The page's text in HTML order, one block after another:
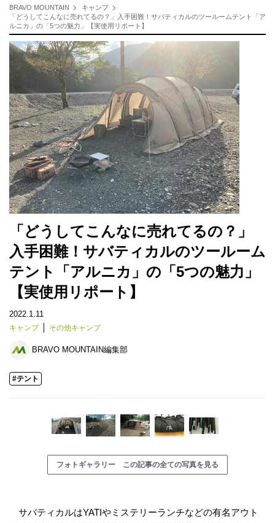
BRAVO MOUNTAIN
キャンプ
「どうしてこんなに売れてるの？」入手困難！サバティカルのツールームテント「ア
ルニカ」の「5つの魅力」【実使用リポート】
「どうしてこんなに売れてるの？」
入手困難！サバティカルのツールーム
テント「アルニカ」の「5つの魅力」
【実使用リポート】
2022.1.11
キャンプ その他キャンプ
BRAVO MOUNTAIN編集部
#テント
フォトギャラリー この記事の全ての写真を見る
サバティカルはYATIやミステリーランチなどの有名アウト